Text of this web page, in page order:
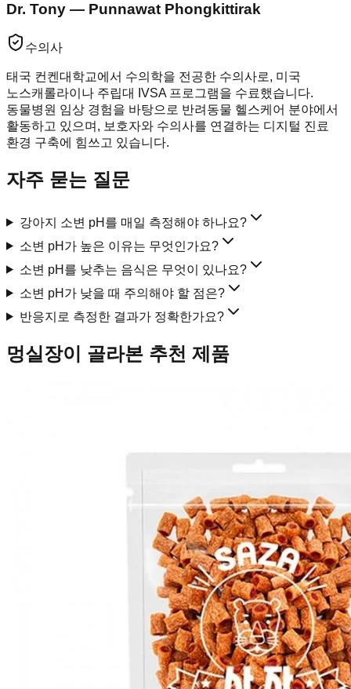
Dr. Tony — Punnawat Phongkittirak
수의사
태국 컨켄대학교에서 수의학을 전공한 수의사로, 미국
노스캐롤라이나 주립대 IVSA 프로그램을 수료했습니다.
동물병원 임상 경험을 바탕으로 반려동물 헬스케어 분야에서
활동하고 있으며, 보호자와 수의사를 연결하는 디지털 진료
환경 구축에 힘쓰고 있습니다.
자주 묻는 질문
강아지 소변 pH를 매일 측정해야 하나요?
소변 pH가 높은 이유는 무엇인가요?
소변 pH를 낮추는 음식은 무엇이 있나요?
소변 pH가 낮을 때 주의해야 할 점은?
반응지로 측정한 결과가 정확한가요?
멍실장이 골라본 추천 제품